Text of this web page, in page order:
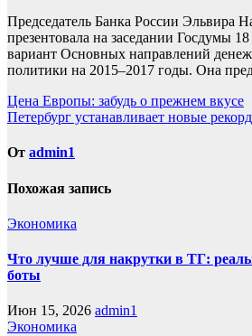
Председатель Банка России Эльвира
презентовала на заседании Госдумы
вариант Основных направлений
политики на 2015–2017 годы. Она
Навигация
по
записям
Цена Европы: забудь о прежнем вкусе
Петербург устанавливает новые
От admin1
Похожая запись
Экономика
Что лучше для накрутки в ТГ:
боты
Июн 15, 2026 admin1
Экономика